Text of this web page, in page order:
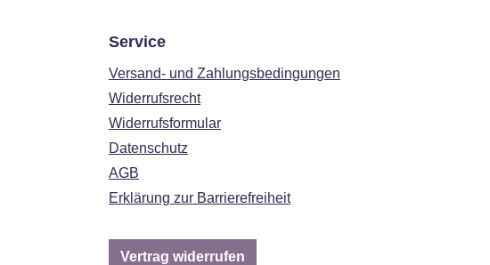
Service
Versand- und Zahlungsbedingungen
Widerrufsrecht
Widerrufsformular
Datenschutz
AGB
Erklärung zur Barrierefreiheit
Vertrag widerrufen